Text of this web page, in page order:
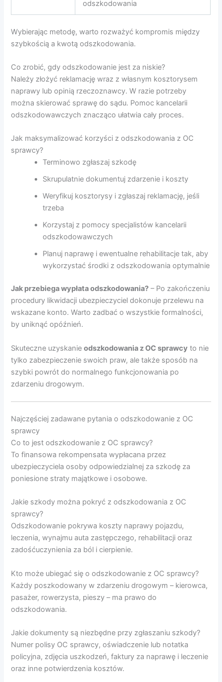
odszkodowania
Wybierając metodę, warto rozważyć kompromis między
szybkością a kwotą odszkodowania.
Co zrobić, gdy odszkodowanie jest za niskie?
Należy złożyć reklamację wraz z własnym kosztorysem
naprawy lub opinią rzeczoznawcy. W razie potrzeby
można skierować sprawę do sądu. Pomoc kancelarii
odszkodowawczych znacząco ułatwia cały proces.
Jak maksymalizować korzyści z odszkodowania z OC
sprawcy?
Terminowo zgłaszaj szkodę
Skrupulatnie dokumentuj zdarzenie i koszty
Weryfikuj kosztorysy i zgłaszaj reklamację, jeśli
trzeba
Korzystaj z pomocy specjalistów kancelarii
odszkodowawczych
Planuj naprawę i ewentualne rehabilitacje tak, aby
wykorzystać środki z odszkodowania optymalnie
Jak przebiega wypłata odszkodowania? – Po zakończeniu
procedury likwidacji ubezpieczyciel dokonuje przelewu na
wskazane konto. Warto zadbać o wszystkie formalności,
by uniknąć opóźnień.
Skuteczne uzyskanieodszkodowania z OC sprawcy to nie
tylko zabezpieczenie swoich praw, ale także sposób na
szybki powrót do normalnego funkcjonowania po
zdarzeniu drogowym.
Najczęściej zadawane pytania o odszkodowanie z OC
sprawcy
Co to jest odszkodowanie z OC sprawcy?
To finansowa rekompensata wypłacana przez
ubezpieczyciela osoby odpowiedzialnej za szkodę za
poniesione straty majątkowe i osobowe.
Jakie szkody można pokryć z odszkodowania z OC
sprawcy?
Odszkodowanie pokrywa koszty naprawy pojazdu,
leczenia, wynajmu auta zastępczego, rehabilitacji oraz
zadośćuczynienia za ból i cierpienie.
Kto może ubiegać się o odszkodowanie z OC sprawcy?
Każdy poszkodowany w zdarzeniu drogowym – kierowca,
pasażer, rowerzysta, pieszy – ma prawo do
odszkodowania.
Jakie dokumenty są niezbędne przy zgłaszaniu szkody?
Numer polisy OC sprawcy, oświadczenie lub notatka
policyjna, zdjęcia uszkodzeń, faktury za naprawę i leczenie
oraz inne potwierdzenia kosztów.